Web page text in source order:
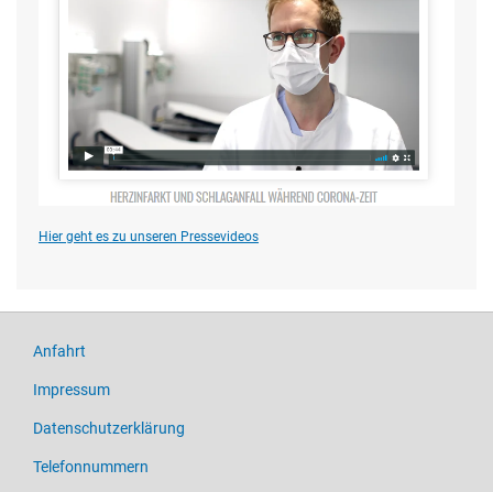
Hier geht es zu unseren Pressevideos
Anfahrt
Impressum
Datenschutzerklärung
Telefonnummern